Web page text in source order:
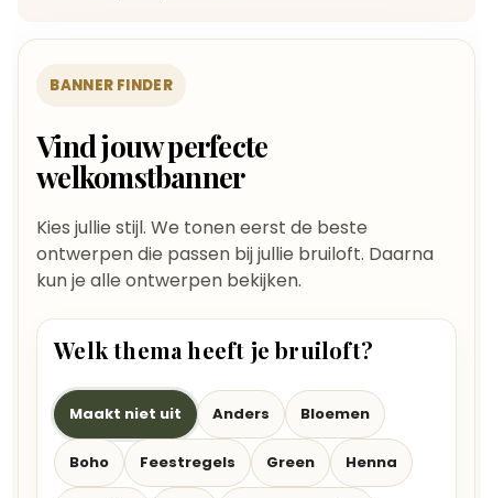
BANNER FINDER
Vind jouw perfecte
welkomstbanner
Kies jullie stijl. We tonen eerst de beste
ontwerpen die passen bij jullie bruiloft. Daarna
kun je alle ontwerpen bekijken.
Welk thema heeft je bruiloft?
Maakt niet uit Anders Bloemen
Boho Feestregels Green Henna